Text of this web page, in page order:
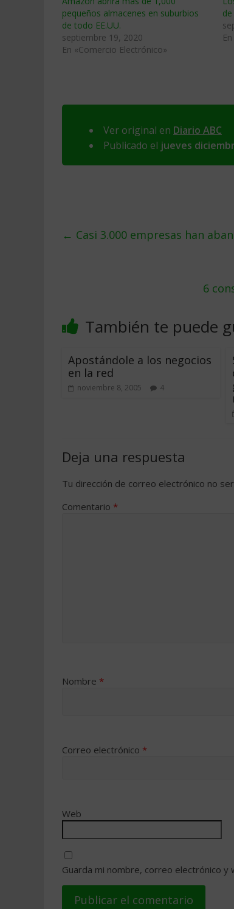
pequeños almacenes en suburbios
de todo EE.UU.
septiembre 19, 2020
En «Comercio Electrónico»
Ver original en Diario ABC
Publicado el jueves
← Casi 3.000 empresas han
6
También te puede
Apostándole a los negocios
en la red
noviembre 8, 2005 4
Deja una respuesta
Tu dirección de correo electrónico no
Comentario *
Nombre *
Correo electrónico *
Web
Guarda mi nombre, correo electrónico